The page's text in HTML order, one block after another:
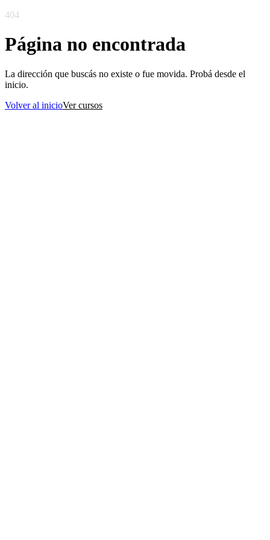
404
Página no encontrada
La dirección que buscás no existe o fue movida. Probá desde el
inicio.
Volver al inicioVer cursos